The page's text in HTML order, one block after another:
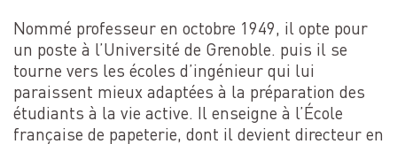
Nommé professeur en octobre 1949, il opte pour
un poste à l’Université de Grenoble. puis il se
tourne vers les écoles d’ingénieur qui lui
paraissent mieux adaptées à la préparation des
étudiants à la vie active. Il enseigne à l’École
française de papeterie, dont il devient directeur en